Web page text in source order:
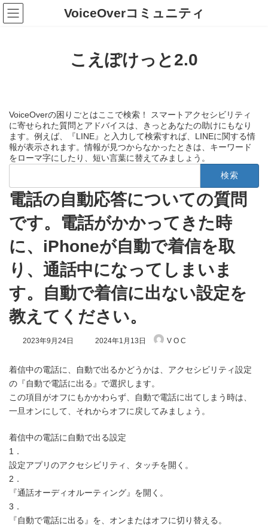
コ
ン
テ
ナ
ビ
ゲ
VoiceOverコミュニティ
こえぽけっと2.0
VoiceOverの困りごとはここで検索！ スマートアクセシビリティ
に寄せられた質問とアドバイスは、きっとあなたの助けにもなり
ます。例えば、『LINE』と入力して検索すれば、LINEに関する情
報が表示されます。情報が見つからなかったときは、キーワード
をローマ字にしたり、短い言葉に替えてみましょう。
検
電話の自動応答についての質問
です。電話がかかってきた時
に、iPhoneが自動で着信を取
り、通話中になってしまいま
す。自動で着信に出ない設定を
教えてください。
2023年9月24日
最
新
時
:
2024年1月13日 V O C
着信中の電話に、自動で出るかどうかは、アクセシビリティ設定
の『自動で電話に出る』で選択します。
この項目がオフにもかかわらず、自動で電話に出てしまう時は、
一旦オンにして、それからオフに戻してみましょう。
着信中の電話に自動で出る設定
1．
設定アプリのアクセシビリティ、タッチを開く。
2．
『通話オーディオルーティング』を開く。
3．
『自動で電話に出る』を、オンまたはオフに切り替える。